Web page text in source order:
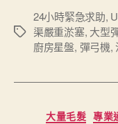
Tags
24小時緊急求助,
渠嚴重淤塞, 大型
廚房星盤, 彈弓機,
大量毛髮 專業